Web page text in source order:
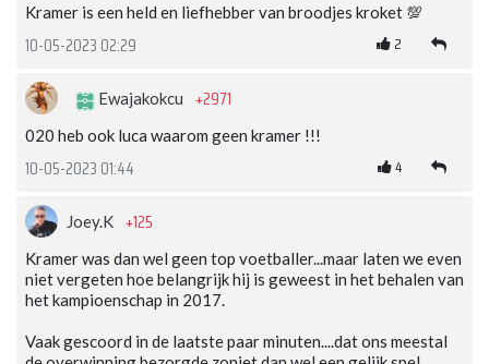
Kramer is een held en liefhebber van broodjes kroket 💯
10-05-2023 02:29 2
Ewajakokcu +2971
020 heb ook luca waarom geen kramer !!!
10-05-2023 01:44 4
Joey.K +125
Kramer was dan wel geen top voetballer...maar laten we even
niet vergeten hoe belangrijk hij is geweest in het behalen van
het kampioenschap in 2017.
Vaak gescoord in de laatste paar minuten....dat ons meestal